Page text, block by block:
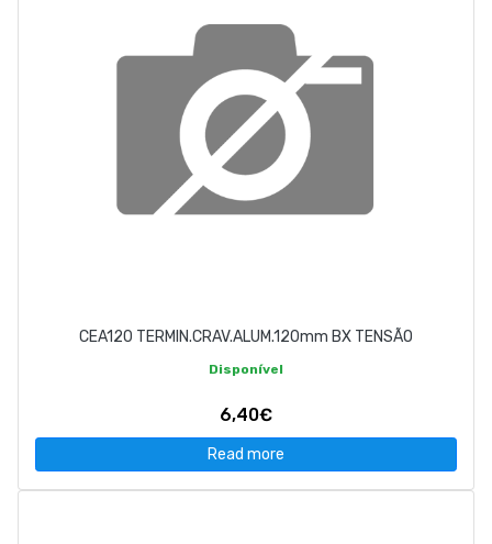
CEA120 TERMIN.CRAV.ALUM.120mm BX TENSÃO
Disponível
6,40€
Read more